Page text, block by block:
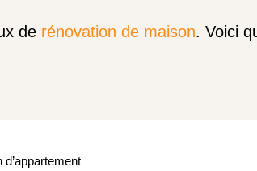
de rénovation de maison. Voici